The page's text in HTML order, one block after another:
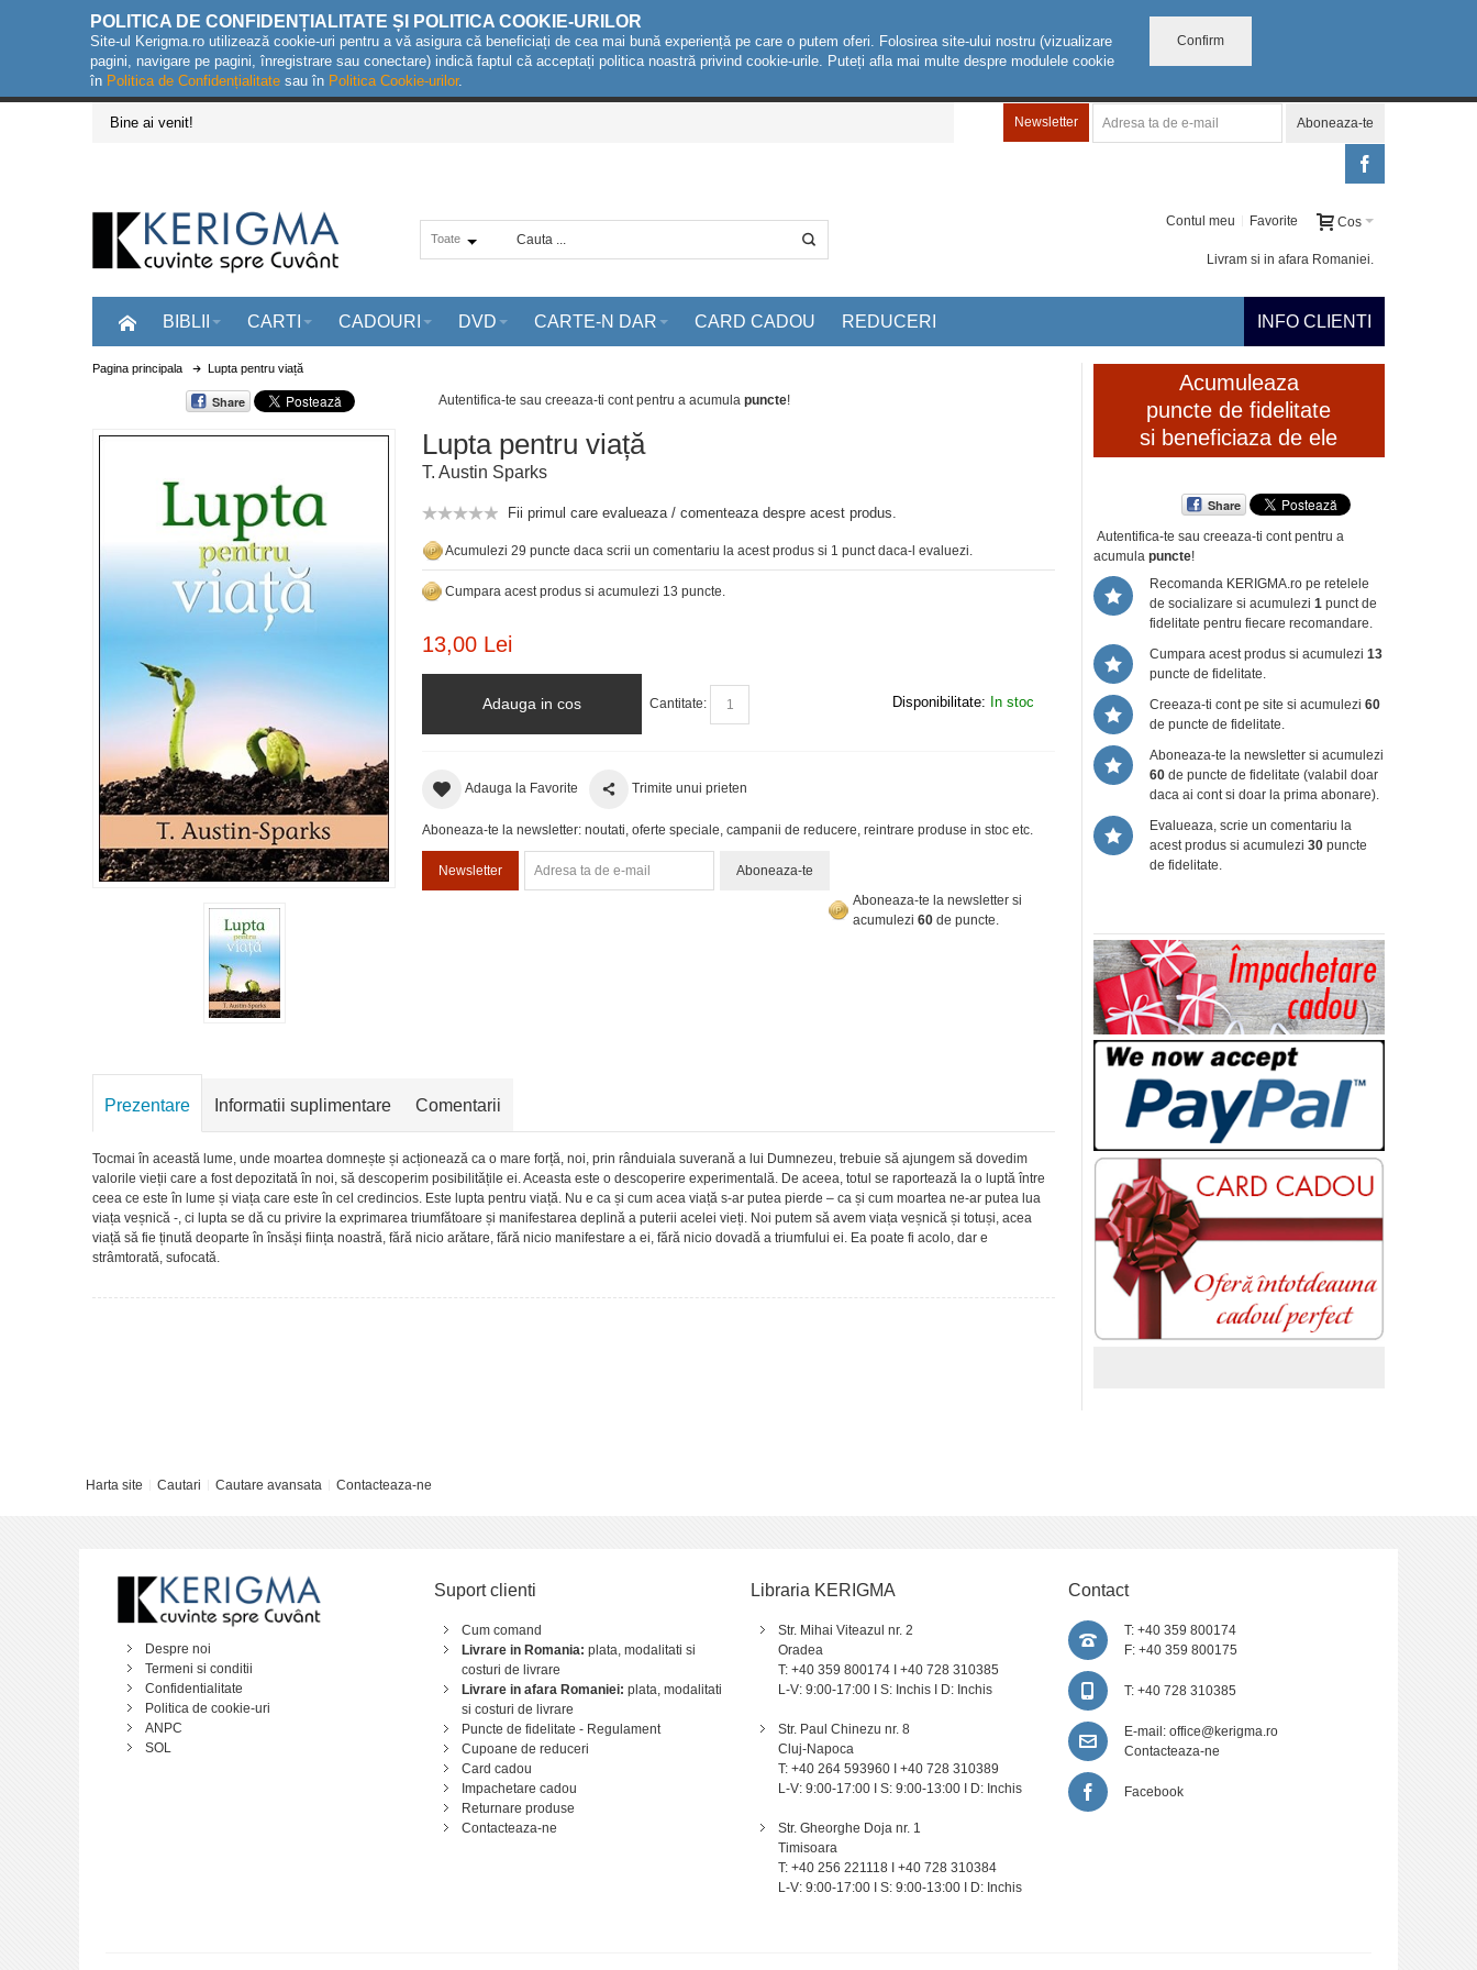
POLITICA DE CONFIDENȚIALITATE ȘI POLITICA COOKIE-URILOR
Site-ul Kerigma.ro utilizează cookie-uri pentru a vă asigura că beneficiați de cea mai bună experiență pe care o putem oferi. Folosirea site-ului nostru (vizualizare
pagini, navigare pe pagini, înregistrare sau conectare) indică faptul că acceptați politica noastră privind cookie-urile. Puteți afla mai multe despre modulele cookie
în Politica de Confidențialitate sau în Politica Cookie-urilor.
Confirm
Bine ai venit! Newsletter Aboneaza-te
Toate
Cos
Contul meu Favorite
Livram si in afara Romaniei.
BIBLII CARTI CADOURI DVD CARTE-N DAR CARD CADOU REDUCERI INFO CLIENTI
Pagina principala Lupta pentru viață
Share Autentifica-te sau creeaza-ti cont pentru a acumula puncte!
Lupta pentru viață
T. Austin Sparks
Fii primul care evalueaza / comenteaza despre acest produs.
Acumulezi 29 puncte daca scrii un comentariu la acest produs si 1 punct daca-l evaluezi.
Cumpara acest produs si acumulezi 13 puncte.
13,00 Lei
Cantitate:
Adauga in cos Disponibilitate: In stoc
Adauga la Favorite Trimite unui prieten
Aboneaza-te la newsletter: noutati, oferte speciale, campanii de reducere, reintrare produse in stoc etc.
Newsletter
Aboneaza-te
Aboneaza-te la newsletter si
acumulezi 60de puncte.
Acumuleaza
puncte de fidelitate
si beneficiaza de ele
Share
Autentifica-te sau creeaza-ti contpentru a
acumula puncte!
Recomanda KERIGMA.ro pe retelele
de socializare si acumulezi 1 punct de
fidelitate pentru fiecare recomandare.
Cumpara acest produs si acumulezi 13
puncte de fidelitate.
Creeaza-ti cont pe site si acumulezi 60
de puncte de fidelitate.
Aboneaza-te la newsletter si acumulezi
60de puncte de fidelitate (valabil doar
daca ai cont si doar la prima abonare).
Evalueaza, scrie un comentariu la
acest produs si acumulezi 30puncte
de fidelitate.
Prezentare Informatii suplimentare Comentarii
Tocmai în această lume, unde moartea domnește și acționează ca o mare forță, noi, prin rânduiala suverană a lui Dumnezeu, trebuie să ajungem să dovedim
valorile vieții care a fost depozitată în noi, să descoperim posibilitățile ei. Aceasta este o descoperire experimentală. De aceea, totul se raportează la o luptă între
ceea ce este în lume și viața care este în cel credincios. Este lupta pentru viață. Nu e ca și cum acea viață s-ar putea pierde – ca și cum moartea ne-ar putea lua
viața veșnică -, ci lupta se dă cu privire la exprimarea triumfătoare și manifestarea deplină a puterii acelei vieți. Noi putem să avem viața veșnică și totuși, acea
viață să fie ținută deoparte în însăși ființa noastră, fără nicio arătare, fără nicio manifestare a ei, fără nicio dovadă a triumfului ei. Ea poate fi acolo, dar e
strâmtorată, sufocată.
Harta site Cautari Cautare avansata Contacteaza-ne
Despre noi
Termeni si conditii
Confidentialitate
Politica de cookie-uri
ANPC
SOL
Suport clienti
Cum comand
Livrare in Romania: plata, modalitati si
costuri de livrare
Livrare in afara Romaniei: plata, modalitati
si costuri de livrare
Puncte de fidelitate - Regulament
Cupoane de reduceri
Card cadou
Impachetare cadou
Returnare produse
Contacteaza-ne
Libraria KERIGMA
Str. Mihai Viteazul nr. 2
Oradea
T: +40 359 800174 I +40 728 310385
L-V: 9:00-17:00 I S: Inchis I D: Inchis
Str. Paul Chinezu nr. 8
Cluj-Napoca
T: +40 264 593960 I +40 728 310389
L-V: 9:00-17:00 I S: 9:00-13:00 I D: Inchis
Str. Gheorghe Doja nr. 1
Timisoara
T: +40 256 221118 I +40 728 310384
L-V: 9:00-17:00 I S: 9:00-13:00 I D: Inchis
Contact
T: +40 359 800174
F: +40 359 800175
T: +40 728 310385
E-mail: office@kerigma.ro
Contacteaza-ne
Facebook